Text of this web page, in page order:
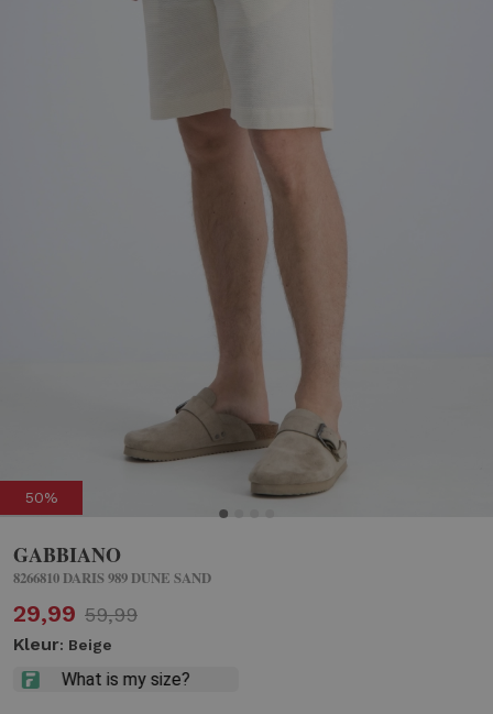
50%
GABBIANO
8266810 DARIS 989 DUNE SAND
29,99 59,99
Kleur: Beige